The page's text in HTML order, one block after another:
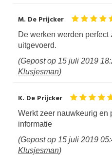
M. De Prijcker
De werken werden perfect
uitgevoerd.
(Gepost op 15 juli 2019
Klusjesman)
K. De Prijcker
Werkt zeer nauwkeurig en
informatie
(Gepost op 15 juli 2019
Klusjesman)